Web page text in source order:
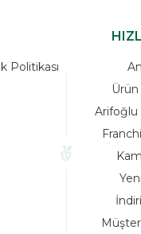
Politikası
Ürün
Arifoğlu